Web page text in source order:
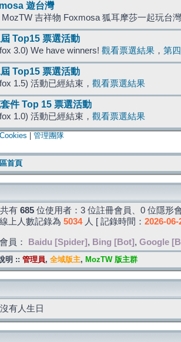
遊台灣
吉祥物 Foxmosa 狐耳摩莎一起玩台灣
Top15 票選活動
3.0) We have winners! 觀看票選結果 ， 第
Top15 票選活動
1.5) 活動已經結束， 觀看票選結果
件 Top 15 票選活動
1.0) 活動已經結束， 觀看票選結果
管理團隊
首頁
有 685 位使用者：3 位註冊會員、0 位隱形
上人數記錄為 5034人 [ 記錄時間： 2026-06-
員： Baidu [Spider] , Bing [Bot] , Google
明 :: 管理員, 全域版主, MozTW 版主群
有人生日